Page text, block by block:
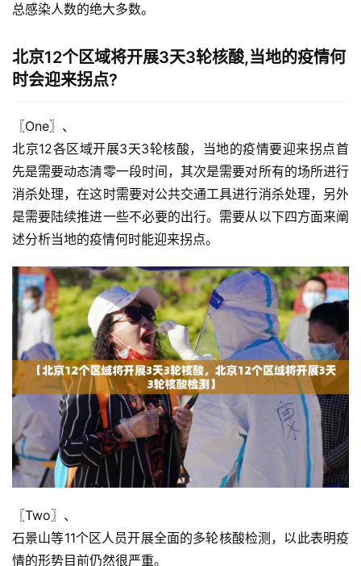
总感染人数的绝大多数。
北京12个区域将开展3天3轮核酸,当地的疫情何
时会迎来拐点?
〖One〗、
北京12各区域开展3天3轮核酸，当地的疫情要迎来拐点首
先是需要动态清零一段时间，其次是需要对所有的场所进行
消杀处理，在这时需要对公共交通工具进行消杀处理，另外
是需要陆续推进一些不必要的出行。需要从以下四方面来阐
述分析当地的疫情何时能迎来拐点。
〖Two〗、
石景山等11个区人员开展全面的多轮核酸检测，以此表明疫
情的形势目前仍然很严重。